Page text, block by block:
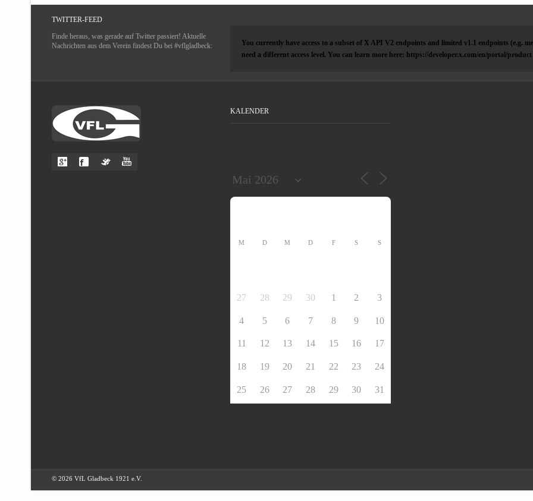
TWITTER-FEED
Finde heraus, was gerade auf Twitter passiert! Aktuelle
Nachrichten aus dem Verein findest Du bei #vflgladbeck:
You currently have access to a subset of X API V2 endpoints and limited v1.1 endpoints (e.g.
need a different access level. You can learn more here: https://developer.x.com/en/portal/product
KALENDER
M D M D F S S
27 28 29 30 1 2 3
4 5 6 7 8 9 10
11 12 13 14 15 16 17
18 19 20 21 22 23 24
25 26 27 28 29 30 31
© 2026 VfL Gladbeck 1921 e.V.